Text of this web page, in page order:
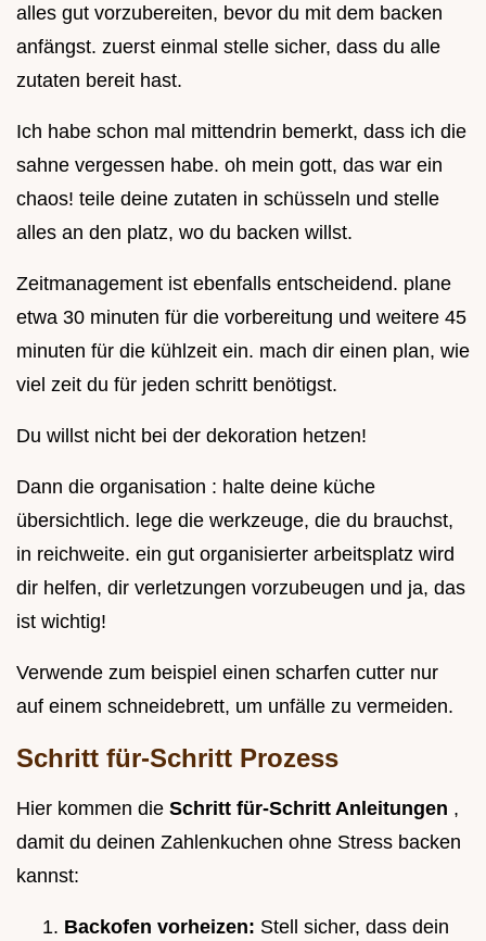
alles gut vorzubereiten, bevor du mit dem backen
anfängst. zuerst einmal stelle sicher, dass du alle
zutaten bereit hast.
Ich habe schon mal mittendrin bemerkt, dass ich die
sahne vergessen habe. oh mein gott, das war ein
chaos! teile deine zutaten in schüsseln und stelle
alles an den platz, wo du backen willst.
Zeitmanagement ist ebenfalls entscheidend. plane
etwa 30 minuten für die vorbereitung und weitere 45
minuten für die kühlzeit ein. mach dir einen plan, wie
viel zeit du für jeden schritt benötigst.
Du willst nicht bei der dekoration hetzen!
Dann die organisation : halte deine küche
übersichtlich. lege die werkzeuge, die du brauchst,
in reichweite. ein gut organisierter arbeitsplatz wird
dir helfen, dir verletzungen vorzubeugen und ja, das
ist wichtig!
Verwende zum beispiel einen scharfen cutter nur
auf einem schneidebrett, um unfälle zu vermeiden.
Schritt für-Schritt Prozess
Hier kommen die Schritt für-Schritt Anleitungen ,
damit du deinen Zahlenkuchen ohne Stress backen
kannst:
Backofen vorheizen: Stell sicher, dass dein